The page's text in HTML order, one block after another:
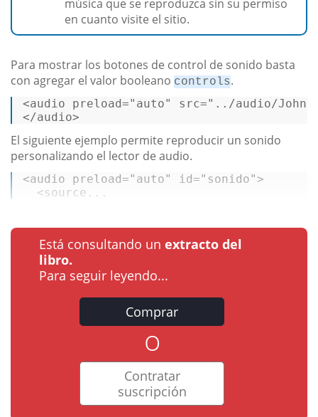
música que se reproduzca sin su permiso
en cuanto visite el sitio.
Para mostrar los botones de control de sonido basta
con agregar el valor booleano controls.
<audio preload="auto" src="../audio/
</audio>
El siguiente ejemplo permite reproducir un sonido
personalizando el lector de audio.
<audio preload="auto" id="sonido">
<source ...
Está consultando un extracto del
libro.
Para seguir leyendo...
Comprar
o
Contratar
suscripción